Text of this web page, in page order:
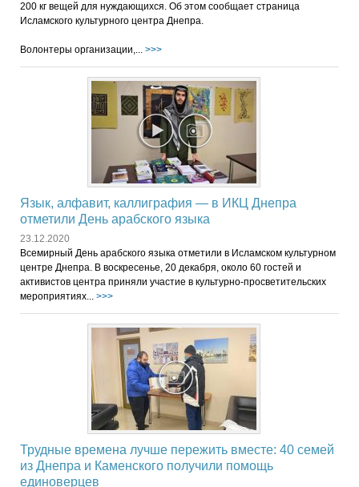
200 кг вещей для нуждающихся. Об этом сообщает страница
Исламского культурного центра Днепра.
Волонтеры организации,... >>>
Язык, алфавит, каллиграфия — в ИКЦ Днепра
отметили День арабского языка
23.12.2020
Всемирный День арабского языка отметили в Исламском культурном
центре Днепра. В воскресенье, 20 декабря, около 60 гостей и
активистов центра приняли участие в культурно-просветительских
мероприятиях... >>>
Трудные времена лучше пережить вместе: 40 семей
из Днепра и Каменского получили помощь
единоверцев